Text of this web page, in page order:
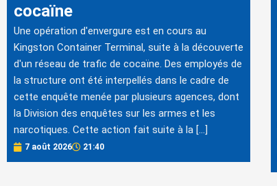
cocaïne
Une opération d'envergure est en cours au
Kingston Container Terminal, suite à la découverte
d'un réseau de trafic de cocaïne. Des employés de
la structure ont été interpellés dans le cadre de
cette enquête menée par plusieurs agences, dont
la Division des enquêtes sur les armes et les
narcotiques. Cette action fait suite à la […]
7 août 2026 21:40